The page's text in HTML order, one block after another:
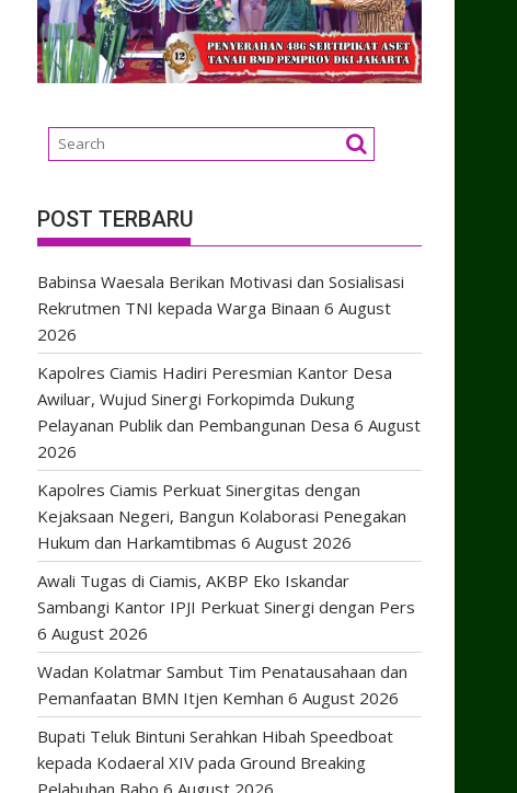
POST TERBARU
Babinsa Waesala Berikan Motivasi dan Sosialisasi
Rekrutmen TNI kepada Warga Binaan 6 August
2026
Kapolres Ciamis Hadiri Peresmian Kantor Desa
Awiluar, Wujud Sinergi Forkopimda Dukung
Pelayanan Publik dan Pembangunan Desa 6 August
2026
Kapolres Ciamis Perkuat Sinergitas dengan
Kejaksaan Negeri, Bangun Kolaborasi Penegakan
Hukum dan Harkamtibmas 6 August 2026
Awali Tugas di Ciamis, AKBP Eko Iskandar
Sambangi Kantor IPJI Perkuat Sinergi dengan Pers
6 August 2026
Wadan Kolatmar Sambut Tim Penatausahaan dan
Pemanfaatan BMN Itjen Kemhan 6 August 2026
Bupati Teluk Bintuni Serahkan Hibah Speedboat
kepada Kodaeral XIV pada Ground Breaking
Pelabuhan Babo 6 August 2026